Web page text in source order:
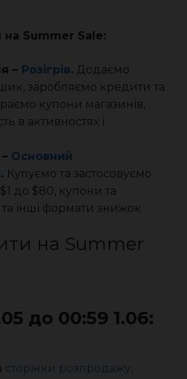
на Summer Sale:
– Розігрів. Додаємо
заробляємо кредити та
купони магазинів,
в активностях і
Основний
. Купуємо та застосовуємо
до $80, купони та
інші формати знижок
на Summer
до 00:59 1.06:
сторінки розпродажу,